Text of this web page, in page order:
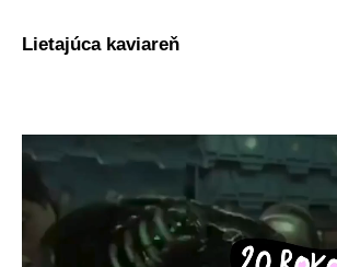
Lietajúca kaviareň